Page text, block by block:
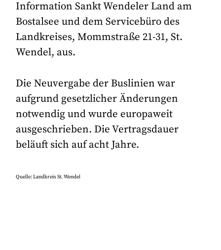
Information Sankt Wendeler Land am
Bostalsee und dem Servicebüro des
Landkreises, Mommstraße 21-31, St.
Wendel, aus.
Die Neuvergabe der Buslinien war
aufgrund gesetzlicher Änderungen
notwendig und wurde europaweit
ausgeschrieben. Die Vertragsdauer
beläuft sich auf acht Jahre.
Quelle: Landkreis St. Wendel